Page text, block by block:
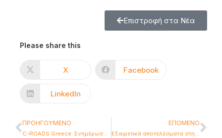
Επιστροφή στα Νέα
Please share this
X Facebook
LinkedIn
ΠΡΟΗΓΟΎΜΕΝΟ
C-ROADS Greece: Eνημέρωση για τα αποτελέσματα του έργου
ΕΠΌΜΕΝΟ
Εξαιρετικά αποτελέσματα στην τελική έκθεση αξιολόγησης της ΕΕ για το έργο CURSOR